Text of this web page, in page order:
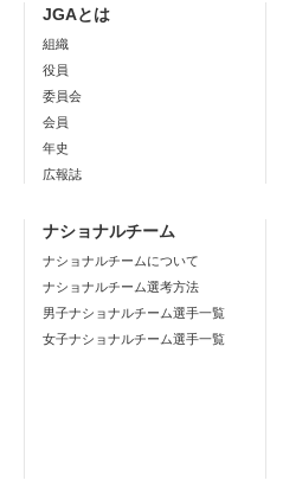
JGAとは
組織
役員
委員会
会員
年史
広報誌
ナショナルチーム
ナショナルチームについて
ナショナルチーム選考方法
男子ナショナルチーム選手一覧
女子ナショナルチーム選手一覧